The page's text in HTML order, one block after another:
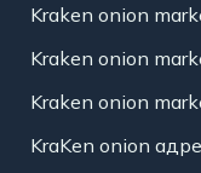
Kraken onion
Kraken onion
Kraken onion
KraKen onion